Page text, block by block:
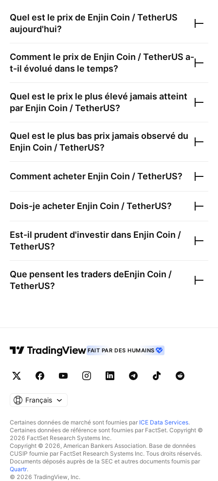
Quel est le prix de Enjin Coin / TetherUS
aujourd'hui?
Comment le prix de Enjin Coin / TetherUS a-
t-il évolué dans le temps?
Quel est le prix le plus élevé jamais atteint
par Enjin Coin / TetherUS?
Quel est le plus bas prix jamais observé du
Enjin Coin / TetherUS?
Comment acheter Enjin Coin / TetherUS?
Dois-je acheter Enjin Coin / TetherUS?
Est-il prudent d'investir dans Enjin Coin /
TetherUS?
Que pensent les traders deEnjin Coin /
TetherUS?
FAIT PAR DES HUMAINS
Français
Certaines données de marché sont fournies par ICE Data Services.
Certaines données de référence sont fournies par FactSet. Copyright ©
2026 FactSet Research Systems Inc.
Copyright © 2026, American Bankers Association. Base de données
CUSIP fournie par FactSet Research Systems Inc. Tous droits réservés.
Documents déposés auprès de la SEC et autres documents fournis par
Quartr.
© 2026 TradingView, Inc.